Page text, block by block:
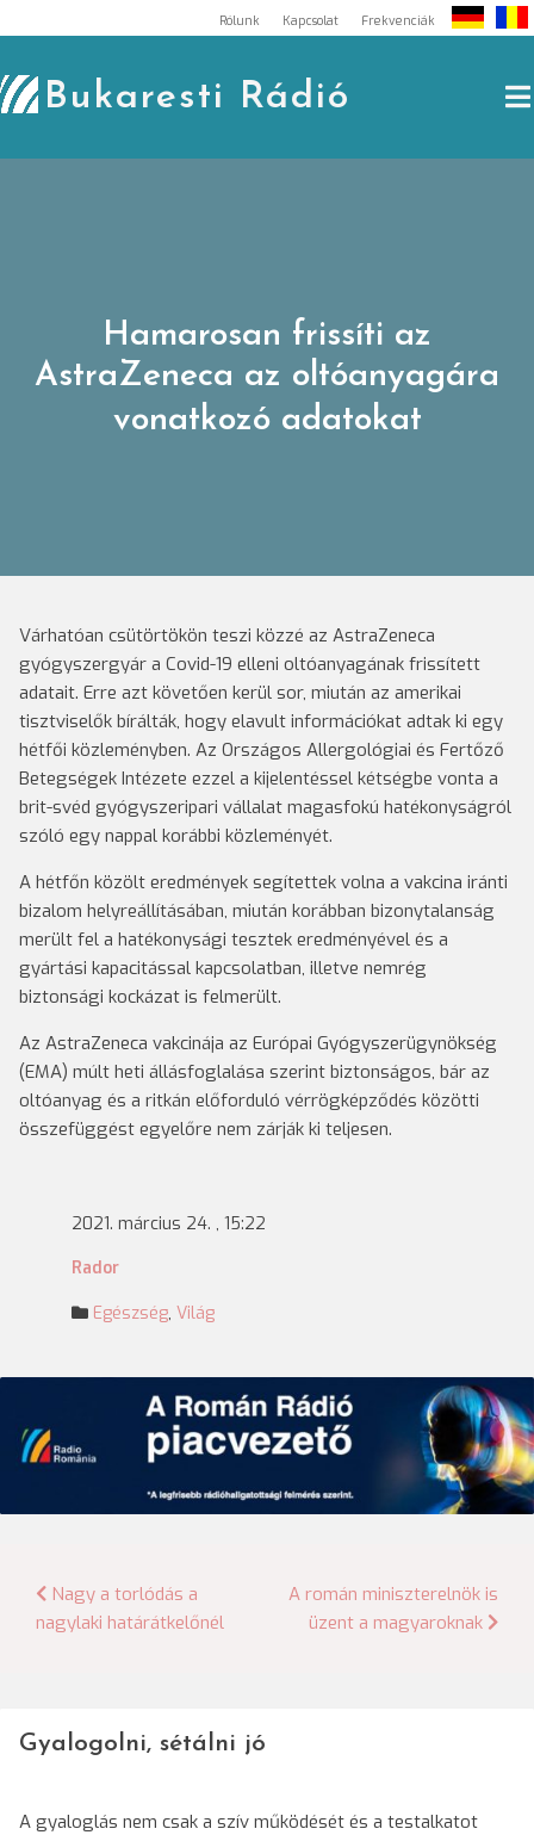
to
content
Rólunk Kapcsolat Frekvenciák
Bukaresti Rádió
Hamarosan frissíti az
AstraZeneca az oltóanyagára
vonatkozó adatokat
Várhatóan csütörtökön teszi közzé az AstraZeneca
gyógyszergyár a Covid-19 elleni oltóanyagának frissített
adatait. Erre azt követően kerül sor, miután az amerikai
tisztviselők bírálták, hogy elavult információkat adtak ki egy
hétfői közleményben. Az Országos Allergológiai és Fertőző
Betegségek Intézete ezzel a kijelentéssel kétségbe vonta a
brit-svéd gyógyszeripari vállalat magasfokú hatékonyságról
szóló egy nappal korábbi közleményét.
A hétfőn közölt eredmények segítettek volna a vakcina iránti
bizalom helyreállításában, miután korábban bizonytalanság
merült fel a hatékonysági tesztek eredményével és a
gyártási kapacitással kapcsolatban, illetve nemrég
biztonsági kockázat is felmerült.
Az AstraZeneca vakcinája az Európai Gyógyszerügynökség
(EMA) múlt heti állásfoglalása szerint biztonságos, bár az
oltóanyag és a ritkán előforduló vérrögképződés közötti
összefüggést egyelőre nem zárják ki teljesen.
2021. március 24. , 15:22
Rador
Egészség, Világ
Bejegyzés
navigáció
Nagy a torlódás a
nagylaki határátkelőnél
A román miniszterelnök is
üzent a magyaroknak
Gyalogolni, sétálni jó
A gyaloglás nem csak a szív működését és a testalkatot